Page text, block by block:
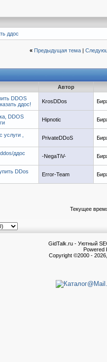
ддос
« Предыдущая тема|
Автор
DDOS
ддос!
KrosDDos
DDOS
Hipnotic
услуги ,
PrivateDDoS
ддос
-NegaTiV-
DDos
Error-Team
Текущее
GidTalk.ru - Уютный
Powered
Copyright ©2000 -